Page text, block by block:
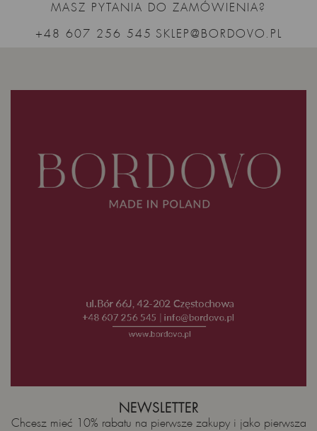
MASZ PYTANIA DO ZAMÓWIENIA?
+48 607 256 545 SKLEP@BORDOVO.PL
NEWSLETTER
Chcesz mieć 10% rabatu na pierwsze zakupy i jako pierwsza